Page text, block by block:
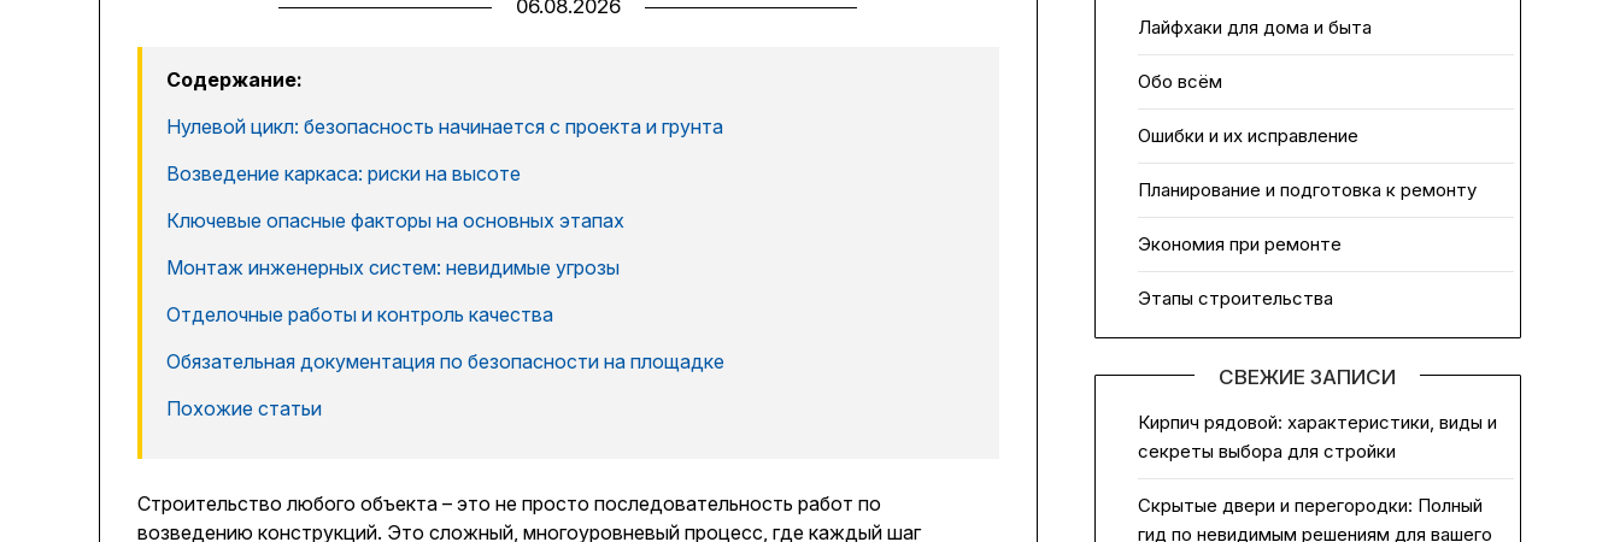
06.08.2026
Содержание:
Нулевой цикл: безопасность начинается с проекта и грунта
Возведение каркаса: риски на высоте
Ключевые опасные факторы на основных этапах
Монтаж инженерных систем: невидимые угрозы
Отделочные работы и контроль качества
Обязательная документация по безопасности на площадке
Похожие статьи
Строительство любого объекта – это не просто последовательность работ по
возведению конструкций. Это сложный, многоуровневый процесс, где каждый шаг
Лайфхаки для дома и быта
Обо всём
Ошибки и их исправление
Планирование и подготовка к ремонту
Экономия при ремонте
Этапы строительства
СВЕЖИЕ ЗАПИСИ
Кирпич рядовой: характеристики, виды и
секреты выбора для стройки
Скрытые двери и перегородки: Полный
гид по невидимым решениям для вашего